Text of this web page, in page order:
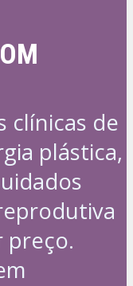
clínicas de
plástica,
preço.